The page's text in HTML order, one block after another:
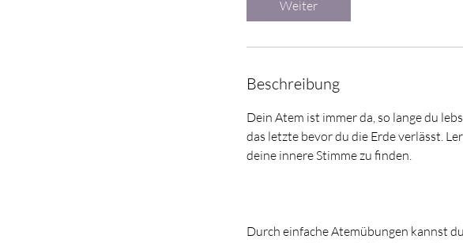
n
Weiter
Beschreibung
Dein Atem ist immer da, so lange du
das letzte bevor du die Erde verlässt.
deine innere Stimme zu finden.
Durch einfache Atemübungen kannst